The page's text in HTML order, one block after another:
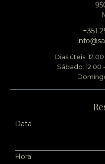
+351
Dias úteis:
Sábado: 12:00
Data
Hora